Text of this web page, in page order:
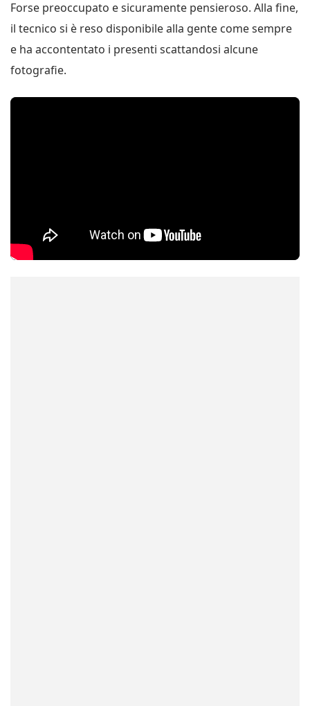
Forse preoccupato e sicuramente pensieroso. Alla fine,
il tecnico si è reso disponibile alla gente come sempre
e ha accontentato i presenti scattandosi alcune
fotografie.